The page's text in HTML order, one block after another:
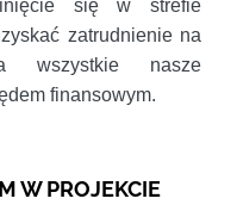
się w strefie
zatrudnienie na
wszystkie nasze
finansowym.
W PROJEKCIE